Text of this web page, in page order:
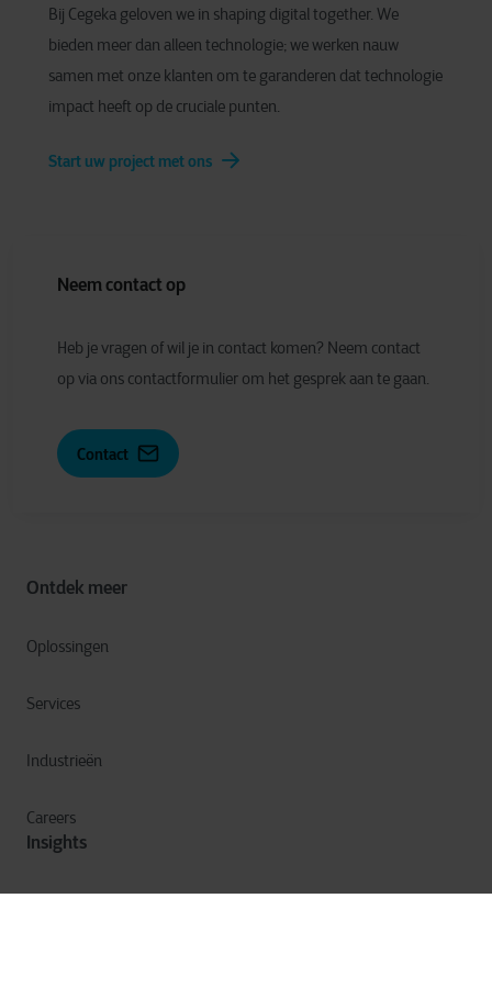
Bij Cegeka geloven we in shaping digital together. We
bieden meer dan alleen technologie; we werken nauw
samen met onze klanten om te garanderen dat technologie
impact heeft op de cruciale punten.
Start uw project met ons
Ontdek meer
Oplossingen
Services
Industrieën
Careers
Insights
Neem contact op
Heb je vragen of wil je in contact komen? Neem contact
op via ons contactformulier om het gesprek aan te gaan.
Contact